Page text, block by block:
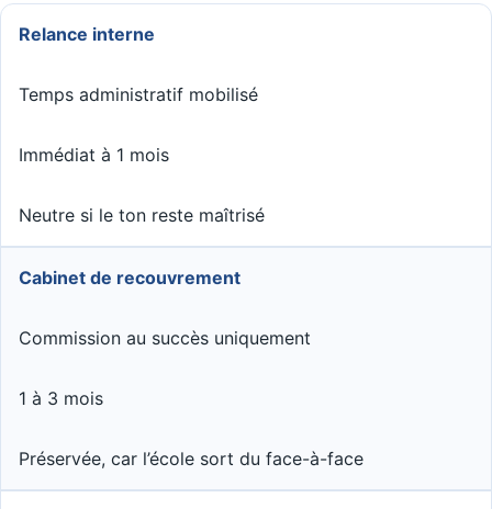
Relance interne
Temps administratif mobilisé
Immédiat à 1 mois
Neutre si le ton reste maîtrisé
Cabinet de recouvrement
Commission au succès uniquement
1 à 3 mois
Préservée, car l’école sort du face-à-face